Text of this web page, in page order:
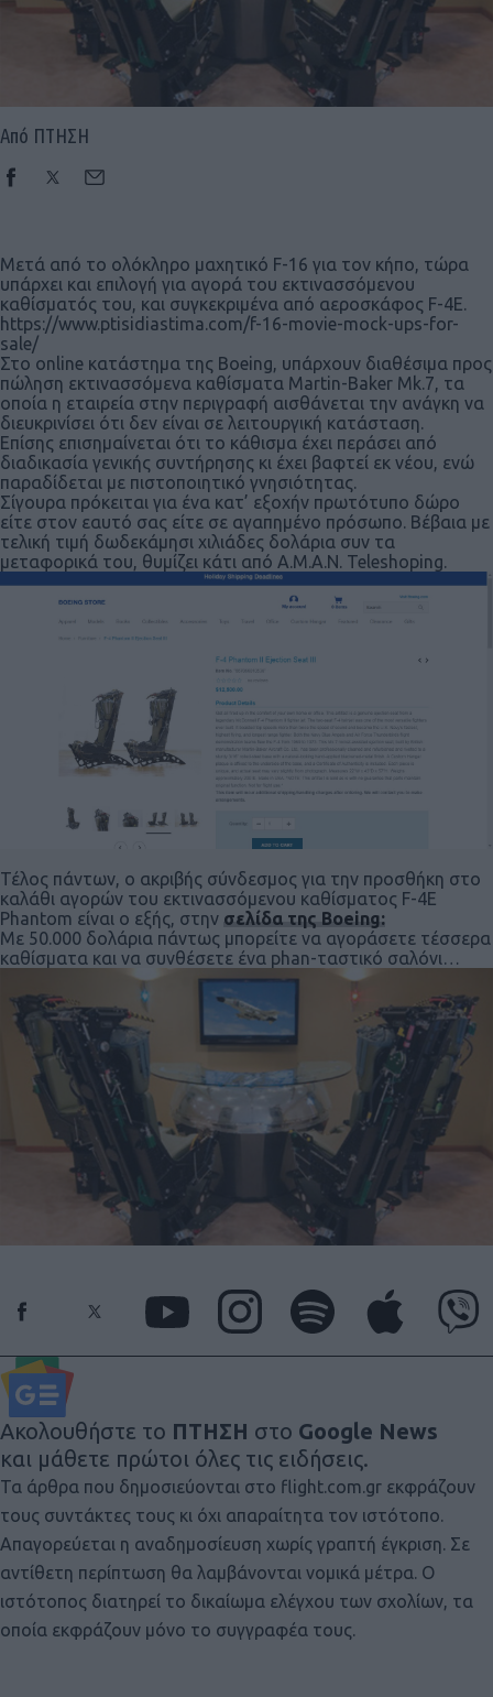
Από ΠΤΗΣΗ
Μετά από το ολόκληρο μαχητικό F-16 για τον κήπο, τώρα
υπάρχει και επιλογή για αγορά του εκτινασσόμενου
καθίσματός του, και συγκεκριμένα από αεροσκάφος F-4E.
https://www.ptisidiastima.com/f-16-movie-mock-ups-for-
sale/
Στο online κατάστημα της Boeing, υπάρχουν διαθέσιμα προς
πώληση εκτινασσόμενα καθίσματα Martin-Baker Mk.7, τα
οποία η εταιρεία στην περιγραφή αισθάνεται την ανάγκη να
διευκρινίσει ότι δεν είναι σε λειτουργική κατάσταση.
Επίσης επισημαίνεται ότι το κάθισμα έχει περάσει από
διαδικασία γενικής συντήρησης κι έχει βαφτεί εκ νέου, ενώ
παραδίδεται με πιστοποιητικό γνησιότητας.
Σίγουρα πρόκειται για ένα κατ’ εξοχήν πρωτότυπο δώρο
είτε στον εαυτό σας είτε σε αγαπημένο πρόσωπο. Βέβαια με
τελική τιμή δωδεκάμησι χιλιάδες δολάρια συν τα
μεταφορικά του, θυμίζει κάτι από Α.Μ.Α.Ν. Teleshoping.
Τέλος πάντων, ο ακριβής σύνδεσμος για την προσθήκη στο
καλάθι αγορών του εκτινασσόμενου καθίσματος F-4E
Phantom είναι ο εξής, στην σελίδα της Boeing:
Με 50.000 δολάρια πάντως μπορείτε να αγοράσετε τέσσερα
καθίσματα και να συνθέσετε ένα phan-ταστικό σαλόνι…
Ακολουθήστε το ΠΤΗΣΗ στο Google News
και μάθετε πρώτοι όλες τις ειδήσεις.
Τα άρθρα που δημοσιεύονται στο flight.com.gr εκφράζουν
τους συντάκτες τους κι όχι απαραίτητα τον ιστότοπο.
Απαγορεύεται η αναδημοσίευση χωρίς γραπτή έγκριση. Σε
αντίθετη περίπτωση θα λαμβάνονται νομικά μέτρα. Ο
ιστότοπος διατηρεί το δικαίωμα ελέγχου των σχολίων, τα
οποία εκφράζουν μόνο το συγγραφέα τους.